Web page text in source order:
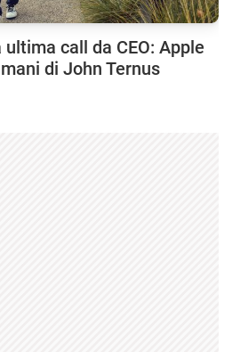
call da CEO: Apple
di John Ternus